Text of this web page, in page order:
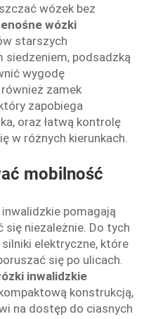
wózek bez
wózki
starszych
siedzeniem, podsadzką
wygodę
zamek
zapobiega
oraz łatwą kontrolę
w różnych kierunkach.
mobilność
pomagają
niezależnie. Do tych
elektryczne, które
się po ulicach.
inwalidzkie
konstrukcją,
na dostęp do ciasnych